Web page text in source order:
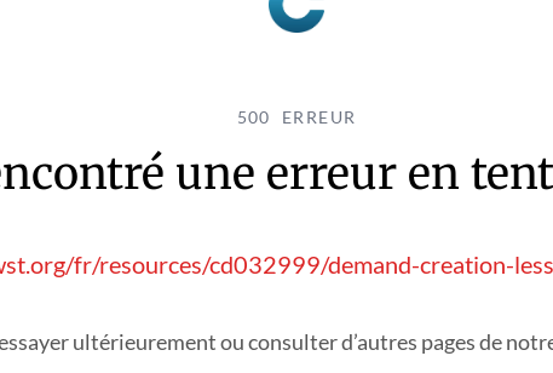
500 ERREUR
une erreur en
fr/resources/cd032999/demand-creation-
ultérieurement ou consulter d’autres pages de